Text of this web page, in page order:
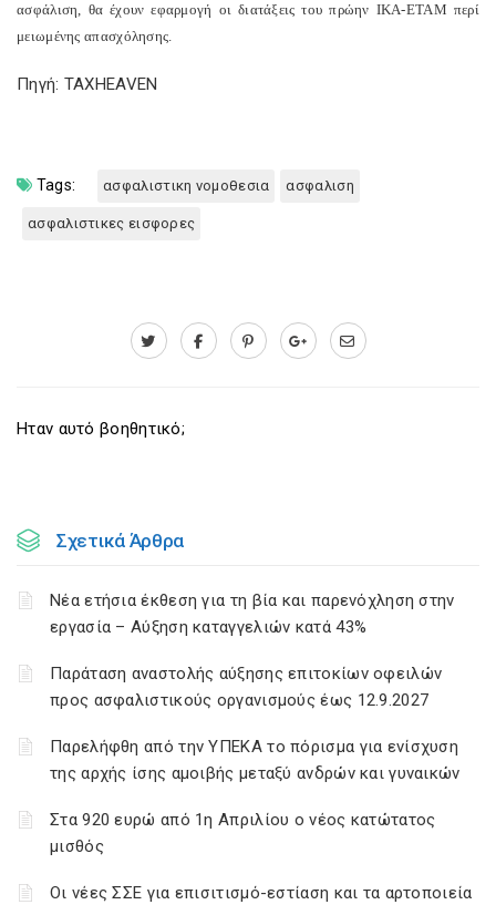
ασφάλιση, θα έχουν εφαρμογή οι διατάξεις του πρώην ΙΚΑ-ΕΤΑΜ περί
μειωμένης απασχόλησης.
Πηγή: TAXHEAVEN
Tags: ασφαλιστικη νομοθεσια ασφαλιση
ασφαλιστικες εισφορες
Ηταν αυτό βοηθητικό;
Σχετικά Άρθρα
Νέα ετήσια έκθεση για τη βία και παρενόχληση στην
εργασία – Αύξηση καταγγελιών κατά 43%
Παράταση αναστολής αύξησης επιτοκίων οφειλών
προς ασφαλιστικούς οργανισμούς έως 12.9.2027
Παρελήφθη από την ΥΠΕΚΑ το πόρισμα για ενίσχυση
της αρχής ίσης αμοιβής μεταξύ ανδρών και γυναικών
Στα 920 ευρώ από 1η Απριλίου ο νέος κατώτατος
μισθός
Οι νέες ΣΣΕ για επισιτισμό-εστίαση και τα αρτοποιεία